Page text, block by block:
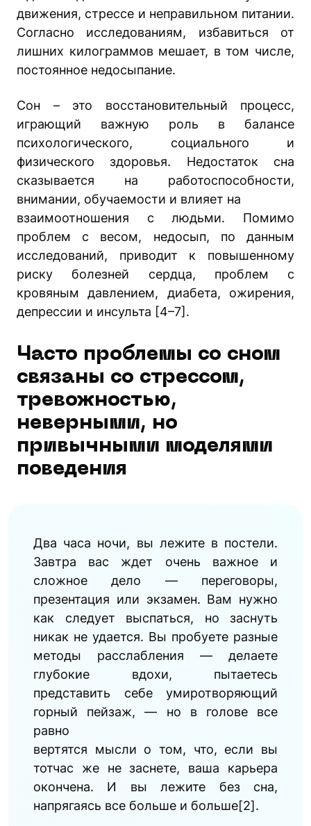
движения, стрессе и неправильном питании.
Согласно исследованиям, избавиться от
лишних килограммов мешает, в том числе,
постоянное недосыпание.
Сон – это восстановительный процесс,
играющий важную роль в балансе
психологического, социального и
физического здоровья. Недостаток сна
сказывается на работоспособности,
внимании, обучаемости и влияет на
взаимоотношения с людьми. Помимо
проблем с весом, недосып, по данным
исследований, приводит к повышенному
риску болезней сердца, проблем с
кровяным давлением, диабета, ожирения,
депрессии и инсульта [4–7].
Часто проблемы со сном
связаны со стрессом,
тревожностью,
неверными, но
привычными моделями
поведения
Два часа ночи, вы лежите в постели.
Завтра вас ждет очень важное и
сложное дело — переговоры,
презентация или экзамен. Вам нужно
как следует выспаться, но заснуть
никак не удается. Вы пробуете разные
методы расслабления — делаете
глубокие вдохи, пытаетесь
представить себе умиротворяющий
горный пейзаж, — но в голове все
равно
вертятся мысли о том, что, если вы
тотчас же не заснете, ваша карьера
окончена. И вы лежите без сна,
напрягаясь все больше и больше[2].